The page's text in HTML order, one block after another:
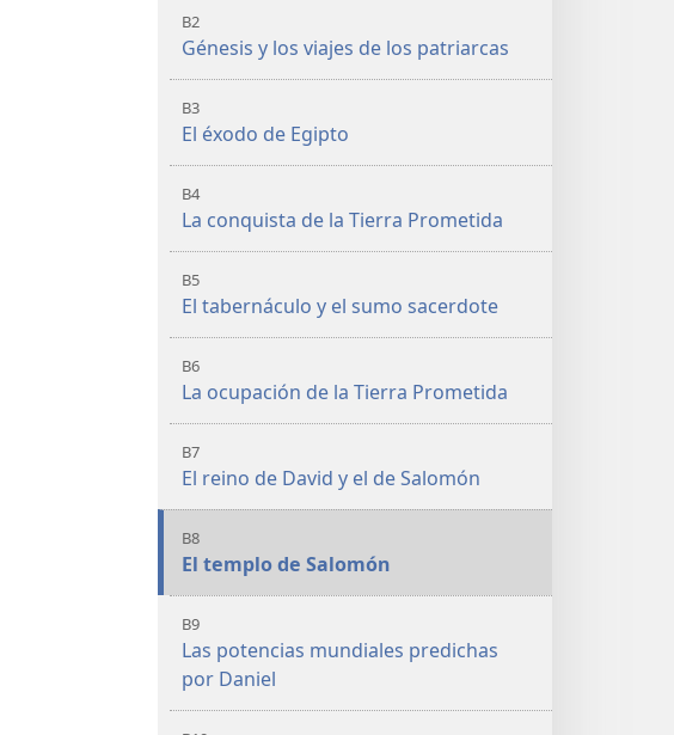
B2
Génesis y los viajes de los patriarcas
B3
El éxodo de Egipto
B4
La conquista de la Tierra Prometida
B5
El tabernáculo y el sumo sacerdote
B6
La ocupación de la Tierra Prometida
B7
El reino de David y el de Salomón
B8
El templo de Salomón
B9
Las potencias mundiales predichas
por Daniel